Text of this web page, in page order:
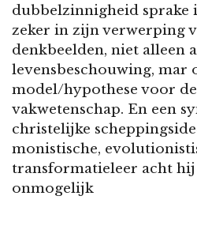
dubbelzinnigheid sprake
zeker in zijn verwerping
denkbeelden, niet alleen
levensbeschouwing, mar
model/hypothese voor
vakwetenschap. En een
christelijke
monistische,
transformatieleer acht
onmogelijk